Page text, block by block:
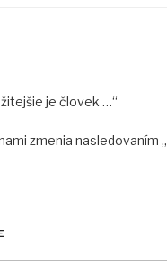
je človek …“
zmenia nasledovaním